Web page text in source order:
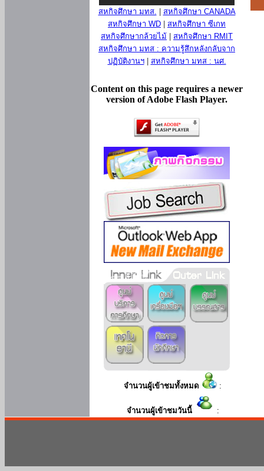
สหกิจศึกษา มทส.
สหกิจศึกษา CANADA
สหกิจศึกษา WD
สหกิจศึกษา ซีเกท
สหกิจศึกษากล้วยไม้
สหกิจศึกษา RMIT
สหกิจศึกษา มทส : ความรู้สึกหลังกลับจาก
ปฏิบัติงานฯ| สหกิจศึกษา มทส : นศ.
Content on this page requires a newer
version of Adobe Flash Player.
จำนวนผู้เข้าชมทั้งหมด :
จำนวนผู้เข้าชมวันนี้ :